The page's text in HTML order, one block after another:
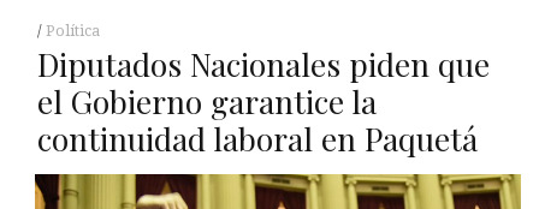
Política
Diputados Nacionales piden que
el Gobierno garantice la
continuidad laboral en Paquetá